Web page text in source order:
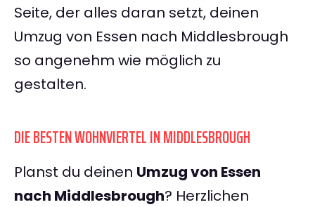
Seite, der alles daran setzt, deinen
Umzug von Essen nach Middlesbrough
so angenehm wie möglich zu
gestalten.
DIE BESTEN WOHNVIERTEL IN MIDDLESBROUGH
Planst du deinen Umzug von Essen
nach Middlesbrough? Herzlichen